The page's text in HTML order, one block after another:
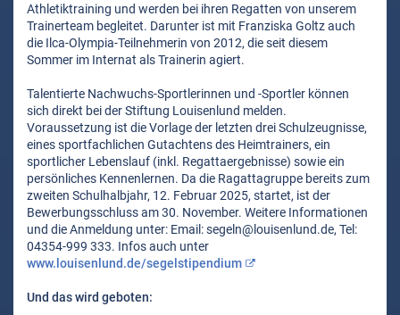
Athletiktraining und werden bei ihren Regatten von unserem
Trainerteam begleitet. Darunter ist mit Franziska Goltz auch
die Ilca-Olympia-Teilnehmerin von 2012, die seit diesem
Sommer im Internat als Trainerin agiert.
Talentierte Nachwuchs-Sportlerinnen und -Sportler können
sich direkt bei der Stiftung Louisenlund melden.
Voraussetzung ist die Vorlage der letzten drei Schulzeugnisse,
eines sportfachlichen Gutachtens des Heimtrainers, ein
sportlicher Lebenslauf (inkl. Regattaergebnisse) sowie ein
persönliches Kennenlernen. Da die Ragattagruppe bereits zum
zweiten Schulhalbjahr, 12. Februar 2025, startet, ist der
Bewerbungsschluss am 30. November. Weitere Informationen
und die Anmeldung unter: Email: segeln@louisenlund.de, Tel:
04354-999 333. Infos auch unter
www.louisenlund.de/segelstipendium
Und das wird geboten: